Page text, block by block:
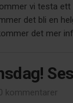
vi testa
det bli en
det mer
kommentarer